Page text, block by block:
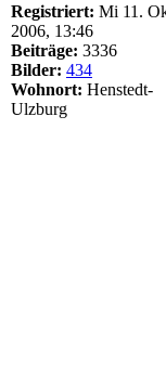
Registriert: Mi 11.
2006, 13:46
Beiträge: 3336
Bilder: 434
Wohnort: Henstedt-
Ulzburg